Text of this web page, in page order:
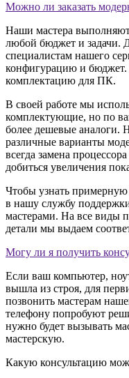
Можно ли заказать
Наши мастера
любой бюджет и задачи.
специалистам нашего
конфигурацию и бюджет.
комплектацию для ПК.
В своей работе мы
комплектующие, но по
более дешевые аналоги.
различные варианты
всегда замена
добиться увеличения
Чтобы узнать примерную
в нашу службу
мастерами. На все виды
детали мы выдаем
Могу ли я получить
Если ваш компьютер,
вышла из строя, для
позвонить мастерам
телефону попробуют
нужно будет вызывать
мастерскую.
Какую консультацию